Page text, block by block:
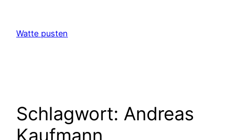
springen
Watte pusten
Schlagwort: Andreas
Kaufmann